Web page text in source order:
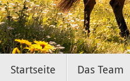
InhaltStartseite Das Team